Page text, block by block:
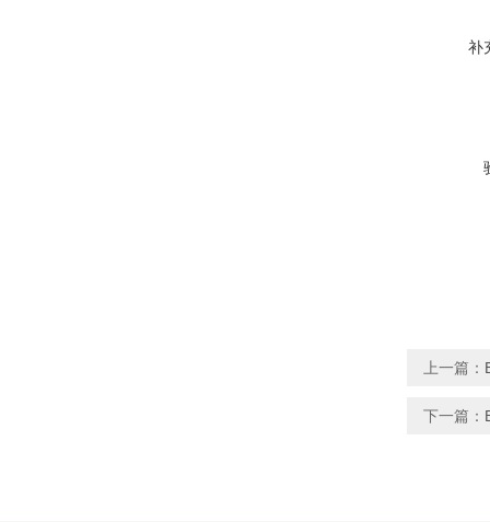
补
上一篇：
下一篇：